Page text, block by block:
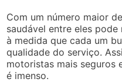
Com um número maior
saudável entre eles
à medida que cada um
qualidade do serviço.
motoristas mais seguros
é imenso.